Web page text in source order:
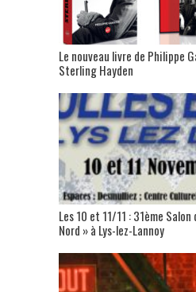
Le nouveau livre de Philippe
Sterling Hayden
Les 10 et 11/11 : 31ème Salon
Nord » à Lys-lez-Lannoy